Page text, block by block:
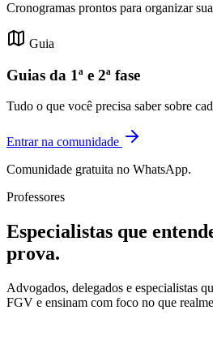
Cronogramas prontos para organizar
Guia
Guias da 1ª e 2ª fase
Tudo o que você precisa saber sobre
Entrar na comunidade
Comunidade gratuita no WhatsApp.
Professores
Especialistas que
prova.
Advogados, delegados e especialistas
FGV e ensinam com foco no que